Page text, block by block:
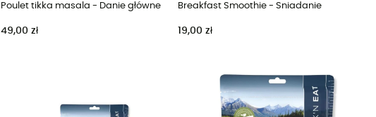
Poulet tikka masala - Danie główne
49,00 zł
Breakfast Smoothie - Sniadanie
19,00 zł